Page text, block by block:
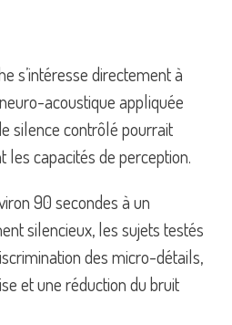
s’intéresse directement à
acoustique appliquée
silence contrôlé pourrait
capacités de perception.
90 secondes à un
silencieux, les sujets testés
des micro-détails,
et une réduction du bruit